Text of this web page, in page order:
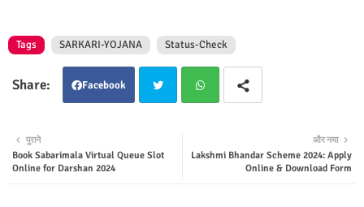
Tags SARKARI-YOJANA Status-Check
Facebook
ter tsap
और नया
Lakshmi Bhandar Scheme 2024: Apply
Online & Download Form
पुराने
Book Sabarimala Virtual Queue Slot
Online for Darshan 2024